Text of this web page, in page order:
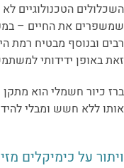
השכלולים הטכנולוגיים
שמשפרים את החיים –
רבים ובנוסף מבטיח רמת
זאת באופן ידידותי
ברז כיור חשמלי הוא
אותו ללא חשש ומבלי
ויתור על כימיקלים